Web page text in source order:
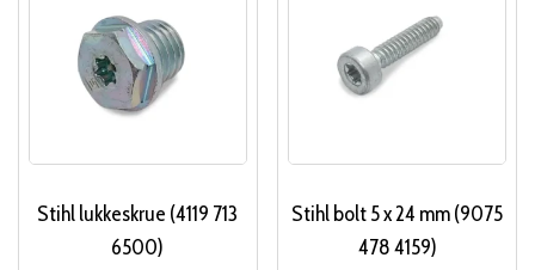
Stihl lukkeskrue (4119 713
6500)
Stihl bolt 5 x 24 mm (9075
478 4159)